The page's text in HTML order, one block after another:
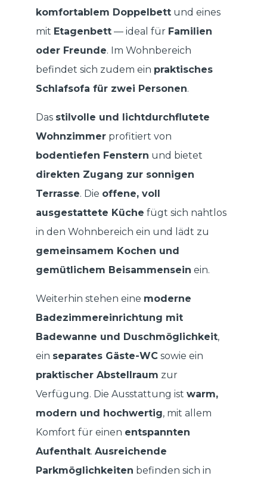
komfortablem Doppelbett und eines
mit Etagenbett — ideal für Familien
oder Freunde. Im Wohnbereich
befindet sich zudem ein praktisches
Schlafsofa für zwei Personen.
Das stilvolle und lichtdurchflutete
Wohnzimmer profitiert von
bodentiefen Fenstern und bietet
direkten Zugang zur sonnigen
Terrasse. Die offene, voll
ausgestattete Küche fügt sich nahtlos
in den Wohnbereich ein und lädt zu
gemeinsamem Kochen und
gemütlichem Beisammensein ein.
Weiterhin stehen eine moderne
Badezimmereinrichtung mit
Badewanne und Duschmöglichkeit,
ein separates Gäste-WC sowie ein
praktischer Abstellraum zur
Verfügung. Die Ausstattung ist warm,
modern und hochwertig, mit allem
Komfort für einen entspannten
Aufenthalt. Ausreichende
Parkmöglichkeiten befinden sich in